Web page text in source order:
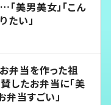
美男美女」「こん
たい」
弁当を作った祖
たお弁当に「美
弁当すごい」